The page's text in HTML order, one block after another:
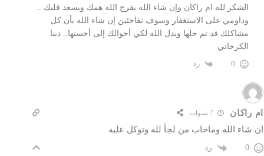
الشكر لله ام راكان وإن شاء الله يفرج الله همك ويسعد قلبك ..
وداومي على الاستغفار وسوف تفاجئين إن شاء الله بأن كل
مشاكلك قد تم حلها وبدل الله لكي أحوالك إلى أحسنها.. دينا
الكرجاتي
0
رد
ام راكان
ان شاء الله وماخاب من لجأ لله وتوكل عليه
0 رد